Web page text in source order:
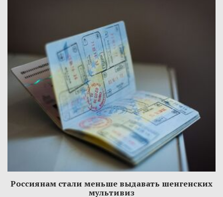
Россиянам стали меньше выдавать шенгенских
мультивиз